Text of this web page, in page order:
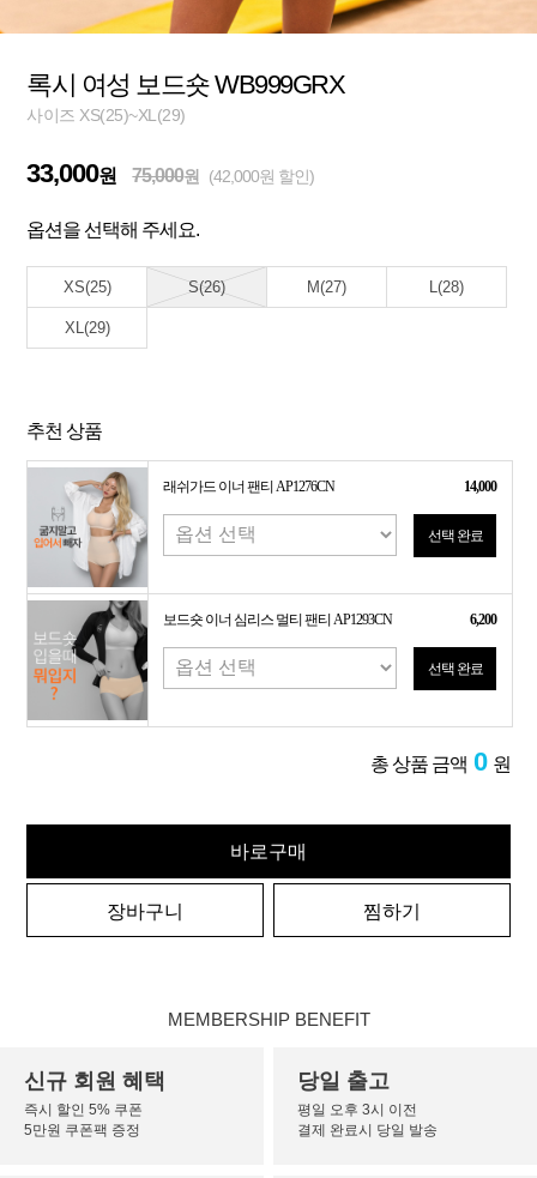
록시 여성 보드숏 WB999GRX
사이즈 XS(25)~XL(29)
33,000원 75,000원 (42,000원 할인)
옵션을 선택해 주세요.
XS(25) S(26) M(27) L(28)
XL(29)
추천 상품
래쉬가드 이너 팬티 AP1276CN 14,000
선택 완료
보드숏 이너 심리스 멀티 팬티 AP1293CN 6,200
선택 완료
총 상품 금액 0 원
바로구매
장바구니 찜하기
MEMBERSHIP BENEFIT
신규 회원 혜택
즉시 할인 5% 쿠폰
5만원 쿠폰팩 증정
당일 출고
평일 오후 3시 이전
결제 완료시 당일 발송